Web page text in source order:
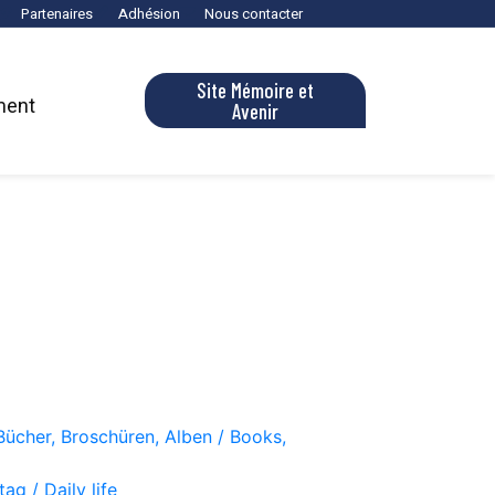
Partenaires Adhésion Nous contacter
Site Mémoire et
Avenir
Broschüren, Alben / Books,
/ Daily life